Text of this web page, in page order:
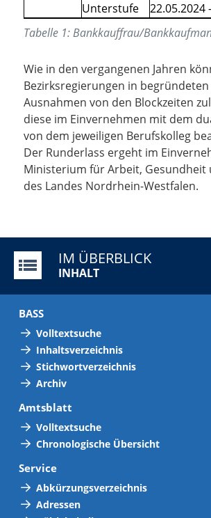
Unterstufe
22.05.2024
Tabelle 1:Bankkauffrau/
Wie in den vergangenen Jahren
Bezirksregierungen in begründeten
Ausnahmen von den Blockzeiten
diese im Einvernehmen mit dem
von dem jeweiligen Berufskolleg
Der Runderlass ergeht im
Ministerium für Arbeit, Gesundheit
des Landes Nordrhein-Westfalen.
IM ÜBERBLICK
INHALT
BASS
Volltextsuche
Inhaltsverzeichnis
Stichwortverzeichnis
Archiv
Amtsblatt
Volltextsuche
Chronologische Übersicht
Service
Abkürzungsverzeichnis
Adressen